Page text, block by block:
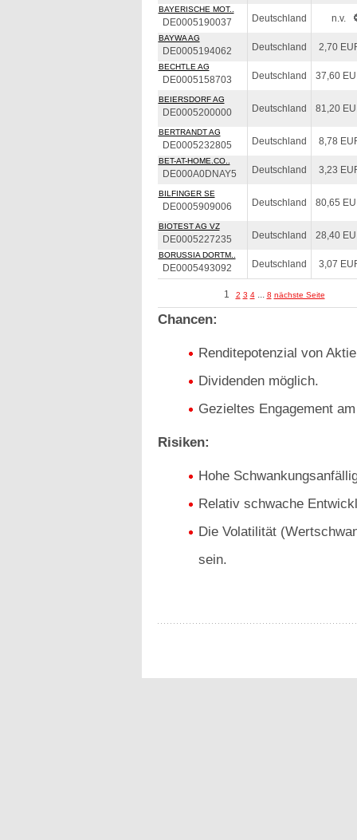
BAYERISCHE MOT..
DE0005190037 Deutschland n.v.
BAYWA AG
DE0005194062 Deutschland 2,70
BECHTLE AG
DE0005158703 Deutschland 37,60
BEIERSDORF AG
DE0005200000 Deutschland 81,20
BERTRANDT AG
DE0005232805 Deutschland 8,78
BET-AT-HOME.CO..
DE000A0DNAY5 Deutschland 3,23
BILFINGER SE
DE0005909006 Deutschland 80,65
BIOTEST AG VZ
DE0005227235 Deutschland 28,40
BORUSSIA DORTM..
DE0005493092 Deutschland 3,07
1 2 3 4... 8 nächste Seite
Chancen:
Renditepotenzial von
Dividenden möglich.
Gezieltes Engagement
Risiken:
Hohe
Relativ schwache
Die Volatilität
sein.